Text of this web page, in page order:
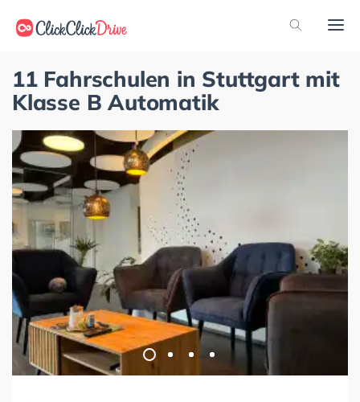
11 Fahrschulen in Stuttgart mit
Klasse B Automatik